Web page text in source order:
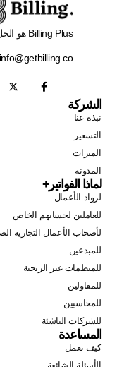
Billing Plus هو الحل لجميع احتياجات إدارة وتنظيم أعمالك الصغيرة.
info@getbilling.co
الشركة
نبذة عنا
التسعير
الميزات
المدونة
لماذا الفواتير+
لرواد الأعمال
للعاملين لحسابهم الخاص
لأصحاب الأعمال التجارية
للمبدعين
للمنظمات غير الربحية
للمقاولين
للمحاسبين
للشركات الناشئة
المساعدة
كيف تعمل